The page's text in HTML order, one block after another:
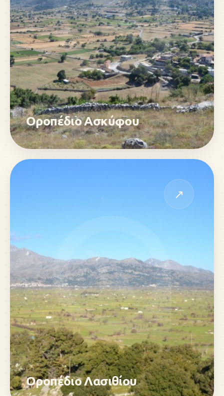
Οροπέδιο Ασκύφου
↗
Οροπέδιο Λασιθίου